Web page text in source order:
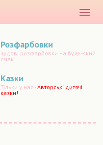
меню
Розфарбовки
чудові розфарбовки на будь-який
смак!
Казки
Тільки у нас -Авторські дитячі
казки!